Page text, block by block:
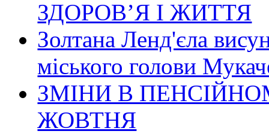
ЗДОРОВ’Я І ЖИТТЯ
Золтана Ленд'єла
міського голови
ЗМІНИ В
ЖОВТНЯ